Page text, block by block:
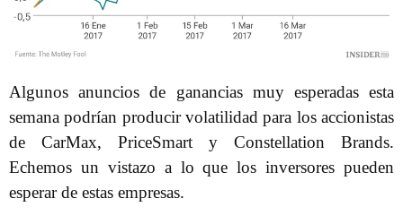
Algunos anuncios de ganancias muy esperadas esta
semana podrían producir volatilidad para los accionistas
de CarMax, PriceSmart y Constellation Brands.
Echemos un vistazo a lo que los inversores pueden
esperar de estas empresas.